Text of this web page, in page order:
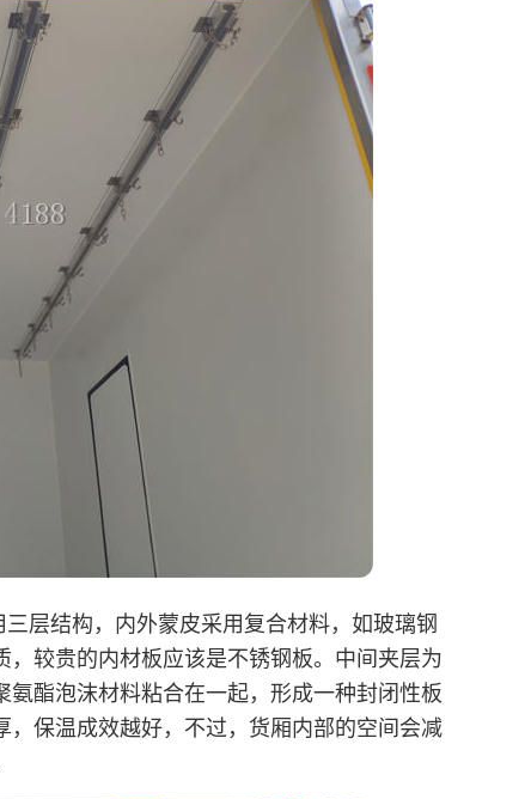
层结构，内外蒙皮采用复合材料，如玻璃钢
较贵的内材板应该是不锈钢板。中间夹层为
酯泡沫材料粘合在一起，形成一种封闭性板
保温成效越好，不过，货厢内部的空间会减